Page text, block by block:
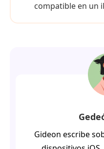
compatible en un
Gideon escribe